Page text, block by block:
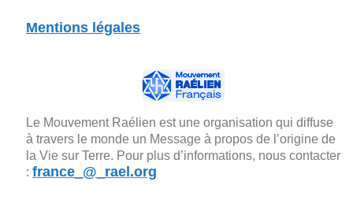
Mentions légales
Le Mouvement Raélien est une organisation qui diffuse
à travers le monde un Message à propos de l’origine de
la Vie sur Terre. Pour plus d’informations, nous contacter
: france_@_rael.org